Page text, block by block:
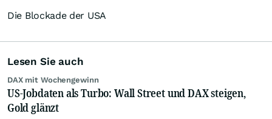
Die Blockade der USA
Lesen Sie auch
DAX mit Wochengewinn
US-Jobdaten als Turbo: Wall Street und DAX steigen,
Gold glänzt